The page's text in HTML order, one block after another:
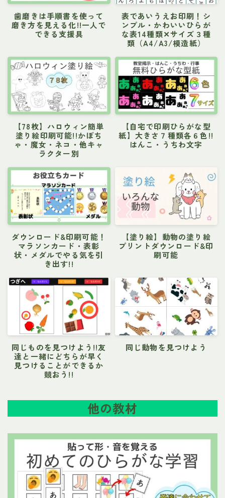
歯磨きは手順書を使って
磨き方を見える化!!一人で
できる支援具
表であいうえお印刷！シ
ンプル・かわいいひらが
な表14種類✕サイズ３種
類（A4/A3/模造紙）
【78枚】ハロウィン簡単
塗り絵印刷可能!!かぼち
ゃ・魔女・ネコ・他キャ
ラクター別
【自宅で印刷ひらがな型
紙】大きさ７種類各６色!!
はんこ・うちわ文字
ダウンロード&印刷可能！
マラソンカード・表彰
状・メダルでやる気を引
き出す!!
【塗り絵】動物の塗り絵
プリントダウンロード&印
刷可能
同じものを見つけよう!!友
達と一緒にどちらが早く
見つけることができるか
競おう!!
同じ動物を見つけよう
他の教材